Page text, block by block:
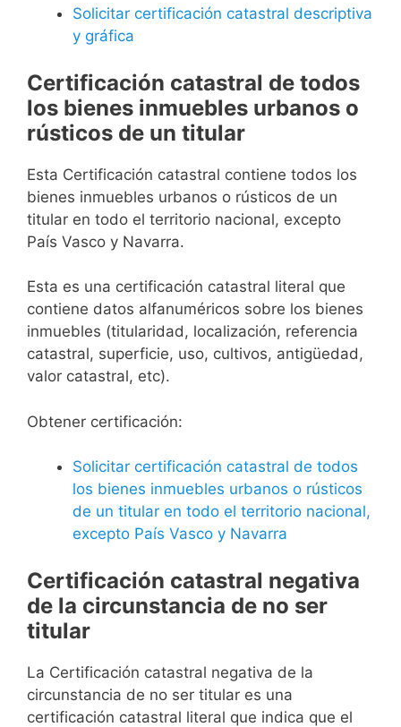
Solicitar certificación catastral descriptiva
y gráfica
Certificación catastral de todos
los bienes inmuebles urbanos o
rústicos de un titular
Esta Certificación catastral contiene todos los
bienes inmuebles urbanos o rústicos de un
titular en todo el territorio nacional, excepto
País Vasco y Navarra.
Esta es una certificación catastral literal que
contiene datos alfanuméricos sobre los bienes
inmuebles (titularidad, localización, referencia
catastral, superficie, uso, cultivos, antigüedad,
valor catastral, etc).
Obtener certificación:
Solicitar certificación catastral de todos
los bienes inmuebles urbanos o rústicos
de un titular en todo el territorio nacional,
excepto País Vasco y Navarra
Certificación catastral negativa
de la circunstancia de no ser
titular
La Certificación catastral negativa de la
circunstancia de no ser titular es una
certificación catastral literal que indica que el